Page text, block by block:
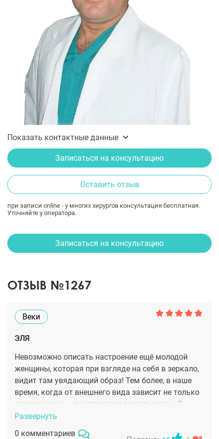
Показать контактные данные
Записаться на консультацию
Оставить отзыв
при записи online - у многих хирургов консультация бесплатная.
Уточняйте у оператора.
Записаться на консультацию
ОТЗЫВ №1267
Веки
ЭЛЯ
Невозможно описать настроение ещё молодой
женщины, которая при взгляде на себя в зеркало,
видит там увядающий образ! Тем более, в наше
время, когда от внешнего вида зависит не только
личная жизнь, но и трудовая деятельность. Я
работаю в крупном банке, на руководящей
должности, и хочется выглядеть так, чтобы
Развернуть
0 комментариев